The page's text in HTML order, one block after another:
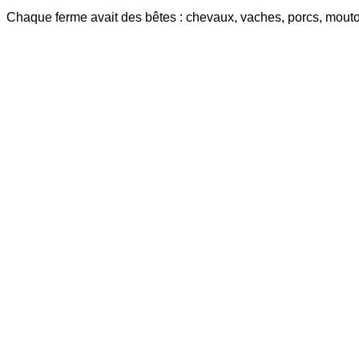
Chaque ferme avait des bêtes : chevaux, vaches, porcs,